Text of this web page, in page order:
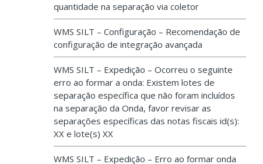
quantidade na separação via coletor
WMS SILT – Configuração – Recomendação de
configuração de integração avançada
WMS SILT – Expedição – Ocorreu o seguinte
erro ao formar a onda: Existem lotes de
separação específica que não foram incluídos
na separação da Onda, favor revisar as
separações específicas das notas fiscais id(s):
XX e lote(s) XX
WMS SILT – Expedição – Erro ao formar onda